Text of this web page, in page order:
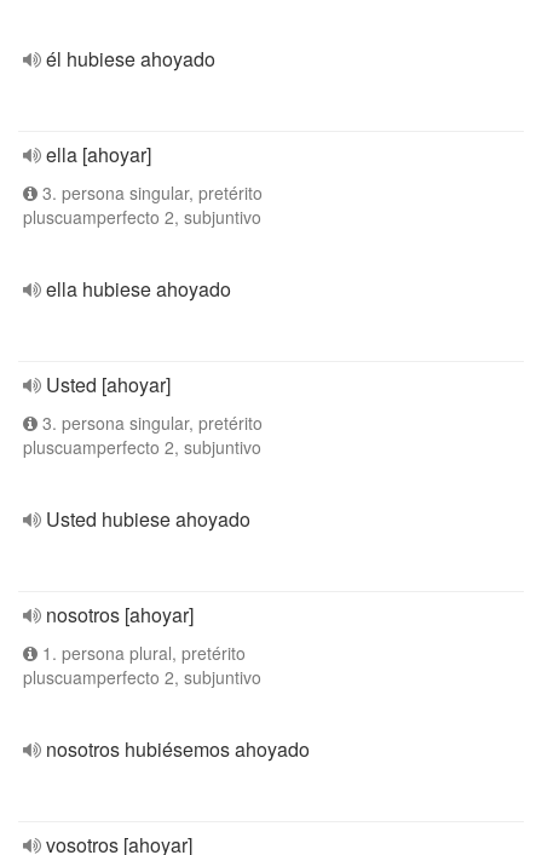
él hubiese ahoyado
ella [ahoyar]
3. persona singular, pretérito
pluscuamperfecto 2, subjuntivo
ella hubiese ahoyado
Usted [ahoyar]
3. persona singular, pretérito
pluscuamperfecto 2, subjuntivo
Usted hubiese ahoyado
nosotros [ahoyar]
1. persona plural, pretérito
pluscuamperfecto 2, subjuntivo
nosotros hubiésemos ahoyado
vosotros [ahoyar]